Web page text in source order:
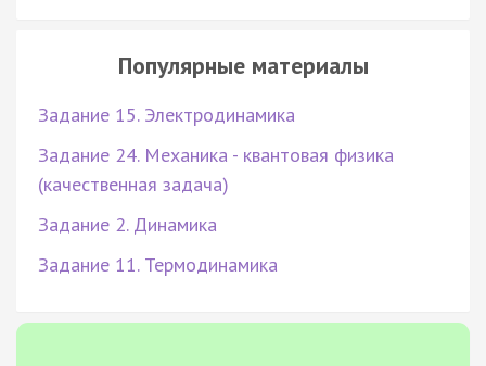
Популярные материалы
Задание 15. Электродинамика
Задание 24. Механика - квантовая физика
(качественная задача)
Задание 2. Динамика
Задание 11. Термодинамика